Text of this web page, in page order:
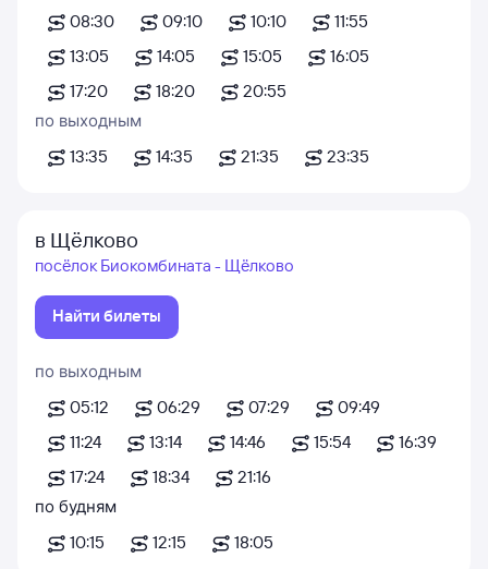
08:30
09:10 10:10
11:55
13:05
14:05 15:05
16:05
17:20
18:20
20:55
по выходным
13:35
14:35 21:35 23:35
в Щёлково
посёлок Биокомбината - Щёлково
Найти билеты
по выходным
05:12
06:29 07:29
09:49
11:24
13:14 14:46 15:54
16:39
17:24
18:34
21:16
по будням
10:15
12:15 18:05